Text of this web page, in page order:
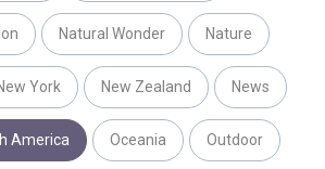
Natural Wonder Nature
York New Zealand News
America Oceania Outdoor